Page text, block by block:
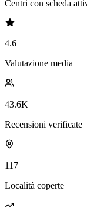
Centri con scheda
4.6
Valutazione media
43.6K
Recensioni verificate
117
Località coperte